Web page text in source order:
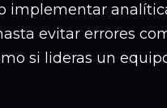
implementar
evitar errores
si lideras un